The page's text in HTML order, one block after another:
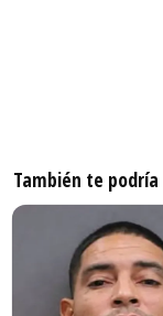
También te